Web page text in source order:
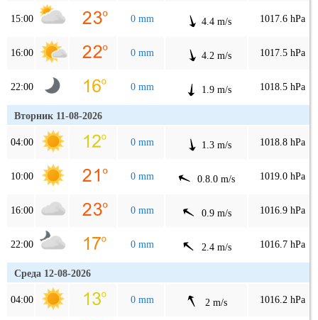
15:00 0 mm 4.4 m/s 1017.6 hPa
16:00 0 mm 4.2 m/s 1017.5 hPa
22:00 0 mm 1.9 m/s 1018.5 hPa
Вторник 11-08-2026
04:00 0 mm 1.3 m/s 1018.8 hPa
10:00 0 mm 0.8.0 m/s 1019.0 hPa
16:00 0 mm 0.9 m/s 1016.9 hPa
22:00 0 mm 2.4 m/s 1016.7 hPa
Среда 12-08-2026
04:00 0 mm 2 m/s 1016.2 hPa